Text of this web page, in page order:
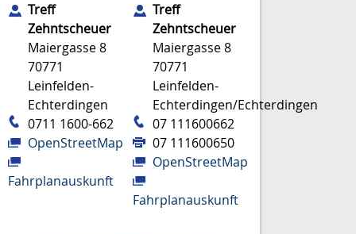
Treff
Zehntscheuer
Maiergasse 8
70771
Leinfelden-
Echterdingen
0711 1600-662
OpenStreetMap
Fahrplanauskunft
Treff
Zehntscheuer
Maiergasse 8
70771
Leinfelden-
Echterdingen/Echterdingen
07 111600662
07 111600650
OpenStreetMap
Fahrplanauskunft